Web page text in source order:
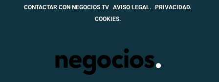
CONTACTAR CON NEGOCIOS TV AVISO LEGAL.
PRIVACIDAD.
COOKIES.